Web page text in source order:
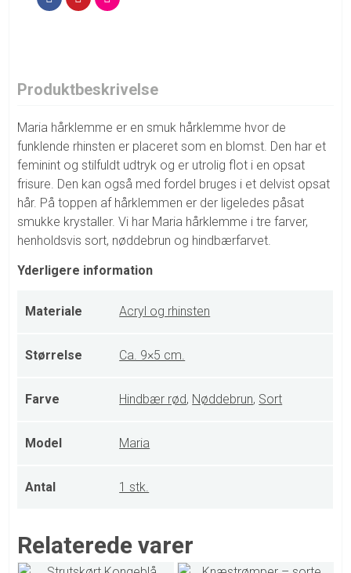
Produktbeskrivelse
Maria hårklemme er en smuk hårklemme hvor de
funklende rhinsten er placeret som en blomst. Den har et
feminint og stilfuldt udtryk og er utrolig flot i en opsat
frisure. Den kan også med fordel bruges i et delvist opsat
hår. På toppen af hårklemmen er der ligeledes påsat
smukke krystaller. Vi har Maria hårklemme i tre farver,
henholdsvis sort, nøddebrun og hindbærfarvet.
Yderligere information
Materiale Acryl og rhinsten
Størrelse Ca. 9×5 cm.
Farve Hindbær rød, Nøddebrun, Sort
Model Maria
Antal 1 stk.
Relaterede varer